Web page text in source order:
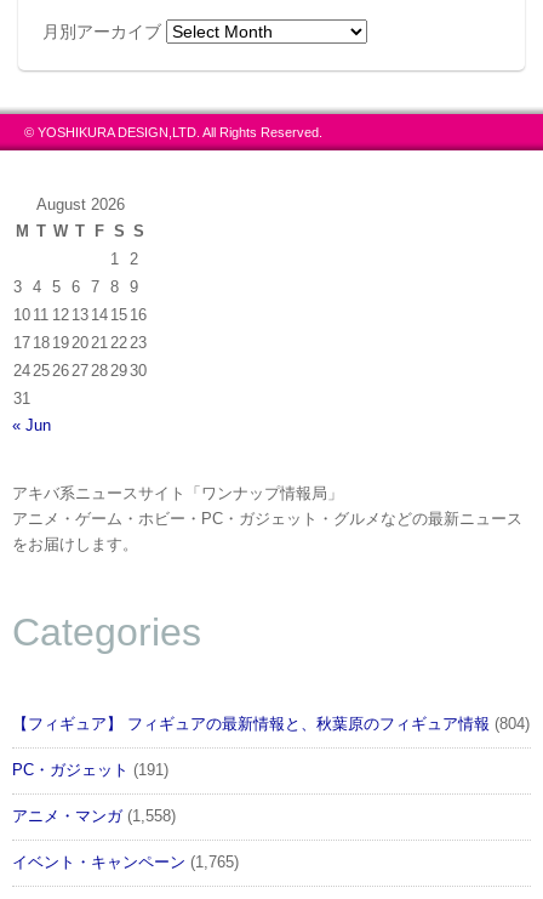
月別アーカイブ
© YOSHIKURA DESIGN,LTD. All Rights Reserved.
August 2026
M T W T F S S
1
2
3
4 5 6 7 8
9
10 11 12 13 14 15 16
17 18 19 20 21 22 23
24 25 26 27 28 2930
31
« Jun
アキバ系ニュースサイト「ワンナップ情報局」
アニメ・ゲーム・ホビー・PC・ガジェット・グルメなどの最新ニュース
をお届けします。
Categories
【フィギュア】 フィギュアの最新情報と、秋葉原のフィギュア情報 (804)
PC・ガジェット (191)
アニメ・マンガ(1,558)
イベント・キャンペーン (1,765)